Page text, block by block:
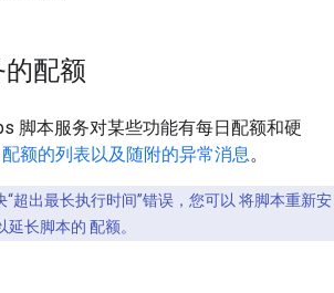
配额
脚本服务对某些功能有每日配额和硬
配额的列表以及随附的异常消息 。
“超出最长执行时间”错误，您可以 将脚本重新安
长脚本的 配额。